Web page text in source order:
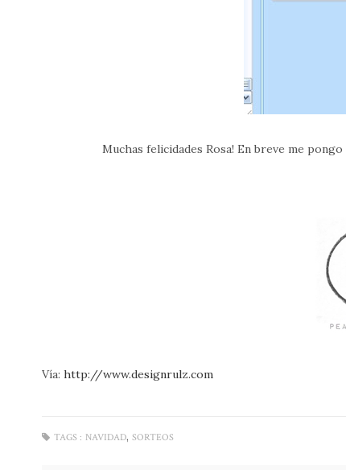
Muchas felicidades Rosa! En breve me
Vía: http://www.designrulz.com
TAGS : NAVIDAD, SORTEOS